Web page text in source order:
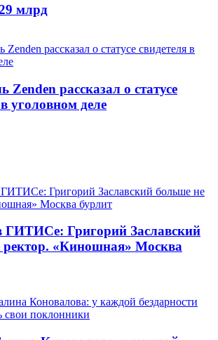
млрд
Zenden рассказал о статусе
уголовном деле
ГИТИСе: Григорий Заславский
ректор. «Киношная» Москва